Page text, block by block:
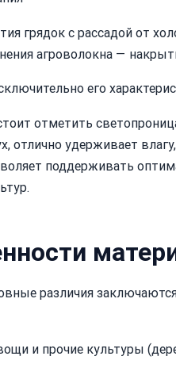
грядок с рассадой от
агроволокна —
его
отметить
отлично удерживает
поддерживать
различия
и прочие культуры